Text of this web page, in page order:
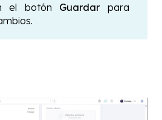
el botón Guardar para